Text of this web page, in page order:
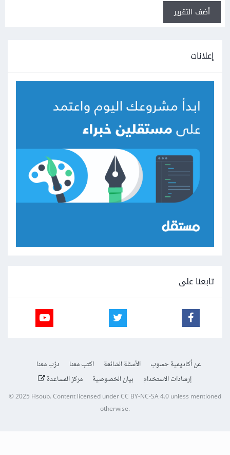
أضف التقرير
إعلانات
تابعنا على
عن أكاديمية حسوب الأسئلة الشائعة اكتب معنا
درّب معنا
إرشادات الاستخدام
بيان الخصوصية مركز المساعدة
© 2025 Hsoub.Content licensed underCC BY-NC-SA 4.0unless mentioned
otherwise.